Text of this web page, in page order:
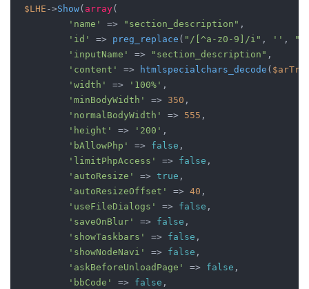
$LHE ->Show( array(
'name'
=> "section_description" ,
'id'
=> preg_replace ( "/[^a-z0-9]/i" , '' ,
'inputName'
=> "section_description" ,
'content'
=> htmlspecialchars_decode (
'width'
=> '100%' ,
'minBodyWidth'
=> 350 ,
'normalBodyWidth'
=> 555 ,
'height'
=> '200' ,
'bAllowPhp'
=> false ,
'limitPhpAccess'
=> false ,
'autoResize'
=> true ,
'autoResizeOffset'
=> 40 ,
'useFileDialogs'
=> false ,
'saveOnBlur'
=> false ,
'showTaskbars'
=> false ,
'showNodeNavi'
=> false ,
'askBeforeUnloadPage'
=> false ,
'bbCode'
=> false ,